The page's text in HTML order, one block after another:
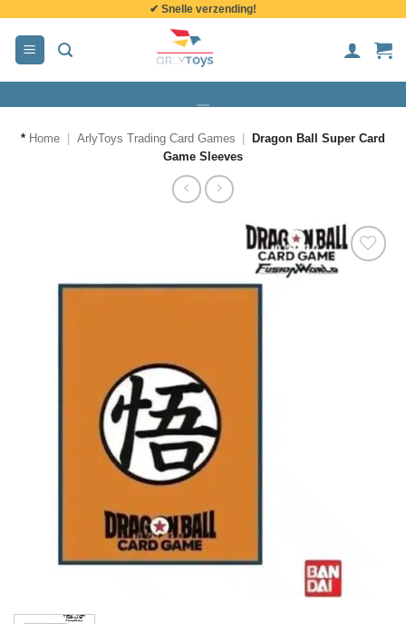
inhoud
✔ Snelle verzending!
* Home ArlyToys Trading Card Games
Dragon Ball Super Card
Game Sleeves